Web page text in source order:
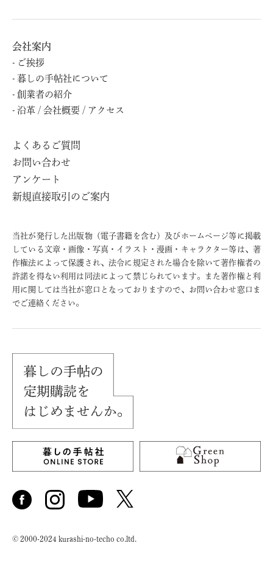
会社案内
ご挨拶
暮しの⼿帖社について
創業者の紹介
沿⾰ / 会社概要 / アクセス
よくあるご質問
お問い合わせ
アンケート
新規直接取引のご案内
当社が発行した出版物（電子書籍を含む）及びホームページ等に掲載
している文章・画像・写真・イラスト・漫画・キャラクター等は、著
作権法によって保護され、法令に規定された場合を除いて著作権者の
許諾を得ない利用は同法によって禁じられています。また著作権と利
用に関しては当社が窓口となっておりますので、お問い合わせ窓口ま
でご連絡ください。
© 2000-2024 kurashi-no-techo co.ltd.